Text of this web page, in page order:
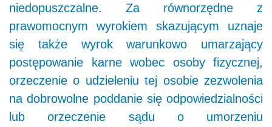
niedopuszczalne. Za równorzędne z
prawomocnym wyrokiem skazującym uznaje
się także wyrok warunkowo umarzający
postępowanie karne wobec osoby fizycznej,
orzeczenie o udzieleniu tej osobie zezwolenia
na dobrowolne poddanie się odpowiedzialności
lub orzeczenie sądu o umorzeniu